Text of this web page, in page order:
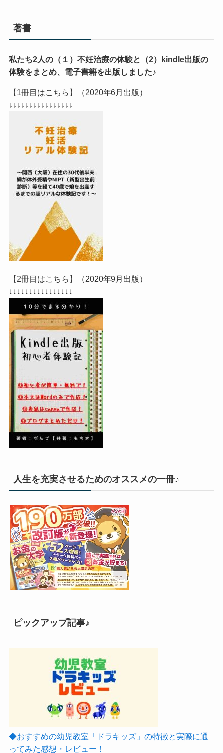
著書
私たち2人の（１）不妊治療の体験と（2）kindle出版の
体験をまとめ、電子書籍を出版しました♪
【1冊目はこちら】（2020年6月出版）
↓↓↓↓↓↓↓↓↓↓↓↓↓↓↓↓
【2冊目はこちら】（2020年9月出版）
↓↓↓↓↓↓↓↓↓↓↓↓↓↓↓↓
人生を充実させるためのオススメの一冊♪
ピックアップ記事♪
◆おすすめの幼児教室「ドラキッズ」の特徴と実際に通
ってみた感想・レビュー！